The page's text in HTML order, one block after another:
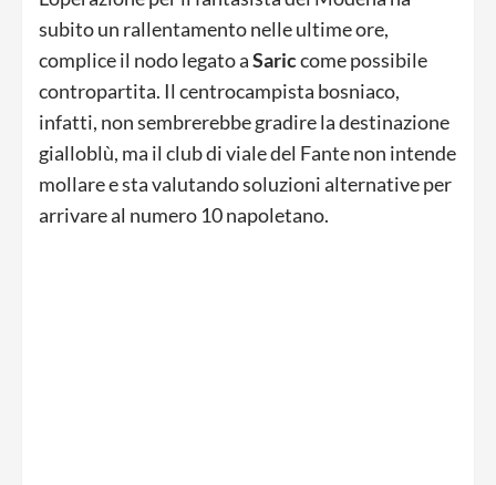
subito un rallentamento nelle ultime ore,
complice il nodo legato aSariccome possibile
contropartita. Il centrocampista bosniaco,
infatti, non sembrerebbe gradire la destinazione
gialloblù, ma il club di viale del Fante non intende
mollare e sta valutando soluzioni alternative per
arrivare al numero 10 napoletano.